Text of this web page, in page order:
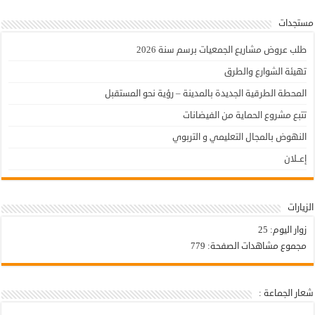
مستجدات
طلب عروض مشاريع الجمعيات برسم سنة 2026
تهيئة الشوارع والطرق
المحطة الطرقية الجديدة بالمدينة – رؤية نحو المستقبل
تتبع مشروع الحماية من الفيضانات
النهوض بالمجال التعليمي و التربوي
إعــلان
الزيارات
زوار اليوم: 25
مجموع مشاهدات الصفحة: 779
شعار الجماعة :